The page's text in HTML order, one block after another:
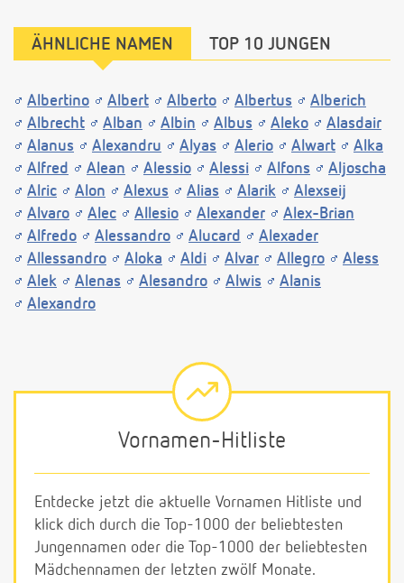
ÄHNLICHE NAMEN TOP 10 JUNGEN
Albertino Albert Alberto Albertus
Alberich
Albrecht
Alban Albin Albus Aleko
Alasdair
Alanus
Alexandru Alyas Alerio Alwart
Alka
Alfred
Alean Alessio Alessi Alfons
Aljoscha
Alric
Alon Alexus Alias Alarik
Alexseij
Alvaro
Alec Allesio Alexander
Alex-Brian
Alfredo
Alessandro Alucard
Alexader
Allessandro
Aloka Aldi Alvar Allegro
Aless
Alek
Alenas Alesandro Alwis
Alanis
Alexandro
Vornamen-Hitliste
Entdecke jetzt die aktuelle Vornamen Hitliste und
klick dich durch die Top-1000 der beliebtesten
Jungennamen oder die Top-1000 der beliebtesten
Mädchennamen der letzten zwölf Monate.